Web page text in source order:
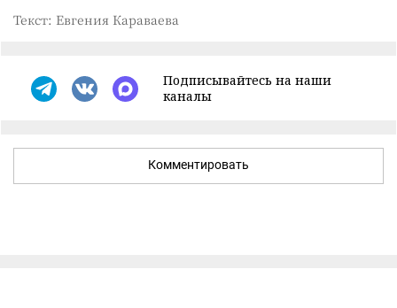
Текст: Евгения Караваева
Подписывайтесь на наши
каналы
Комментировать